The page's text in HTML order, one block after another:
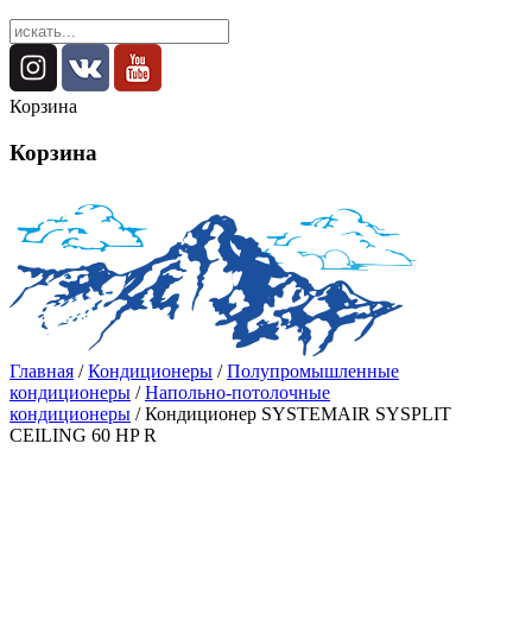
Корзина
Корзина
Главная /Кондиционеры /Полупромышленные
кондиционеры /Напольно-потолочные
кондиционеры / Кондиционер SYSTEMAIR SYSPLIT
CEILING 60 HP R